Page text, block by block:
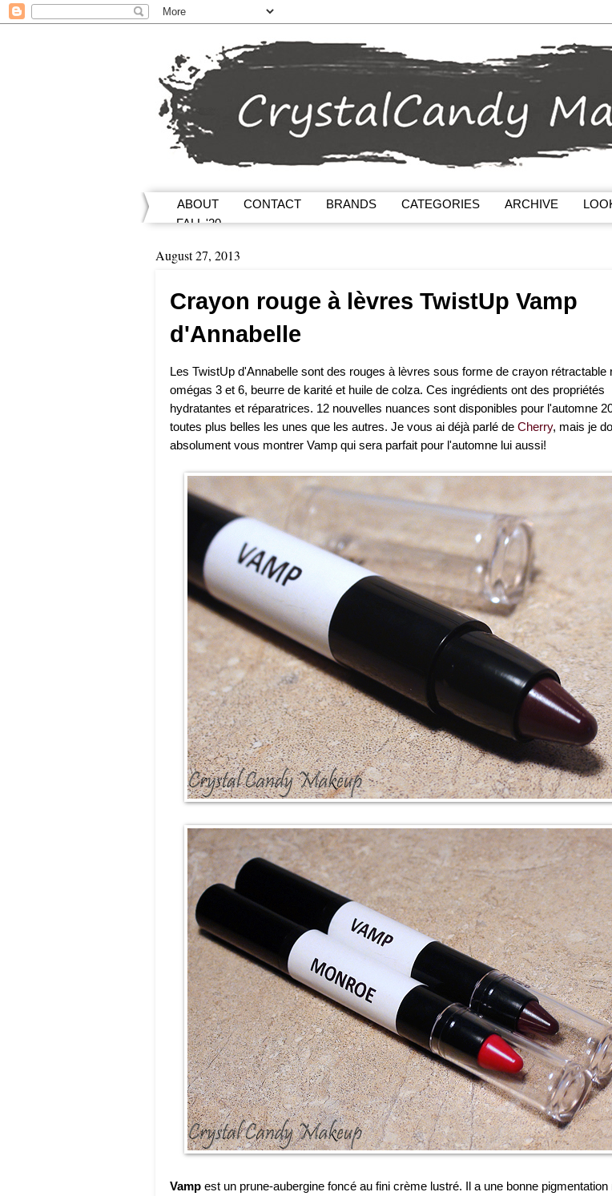
ABOUT CONTACT BRANDS CATEGORIES ARCHIVE
FALL '20
August 27, 2013
Crayon rouge à lèvres TwistUp Vamp
d'Annabelle
Les TwistUp d'Annabelle sont des rouges à lèvres sous forme de crayon rétractable
omégas 3 et 6, beurre de karité et huile de colza. Ces ingrédients ont des propriétés
hydratantes et réparatrices. 12 nouvelles nuances sont disponibles pour l'automne
toutes plus belles les unes que les autres. Je vous ai déjà parlé de Cherry, mais je
absolument vous montrer Vamp qui sera parfait pour l'automne lui aussi!
Vamp est un prune-aubergine foncé au fini crème lustré. Il a une bonne